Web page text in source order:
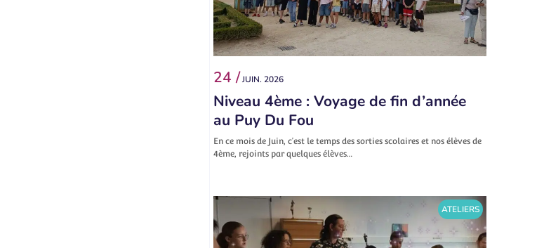
24 /JUIN. 2026
Niveau 4ème : Voyage de fin d’année
au Puy Du Fou
En ce mois de Juin, c’est le temps des sorties scolaires et nos élèves de
4ème, rejoints par quelques élèves…
ATELIERS